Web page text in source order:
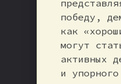
победу,
как
могут
активных
и